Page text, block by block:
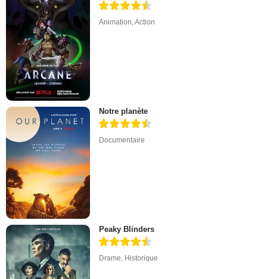
Animation ,Action
Notre planète
Documentaire
Peaky Blinders
Drame, Historique